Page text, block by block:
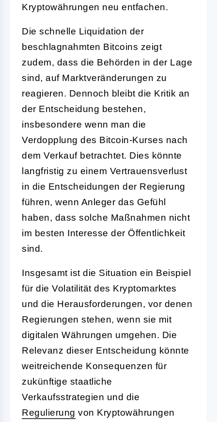
Kryptowährungen neu entfachen.
Die schnelle Liquidation der
beschlagnahmten Bitcoins zeigt
zudem, dass die Behörden in der Lage
sind, auf Marktveränderungen zu
reagieren. Dennoch bleibt die Kritik an
der Entscheidung bestehen,
insbesondere wenn man die
Verdopplung des Bitcoin-Kurses nach
dem Verkauf betrachtet. Dies könnte
langfristig zu einem Vertrauensverlust
in die Entscheidungen der Regierung
führen, wenn Anleger das Gefühl
haben, dass solche Maßnahmen nicht
im besten Interesse der Öffentlichkeit
sind.
Insgesamt ist die Situation ein Beispiel
für die Volatilität des Kryptomarktes
und die Herausforderungen, vor denen
Regierungen stehen, wenn sie mit
digitalen Währungen umgehen. Die
Relevanz dieser Entscheidung könnte
weitreichende Konsequenzen für
zukünftige staatliche
Verkaufsstrategien und die
Regulierung von Kryptowährungen